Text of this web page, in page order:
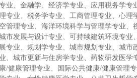
业、金融学、经济学专业、应用税务学
专业、税务学专业、工商管理专业、心
管理专业、海洋环境科学与管理学专业
市发展与设计专业、可持续建筑环境专
专业、规划学专业、城市规划专业、城
、城市更新与住房学专业、药物研发医
/健康管理专业、国际公共健康/健康管理